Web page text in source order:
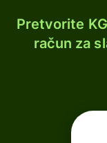
Pretvorite
račun za